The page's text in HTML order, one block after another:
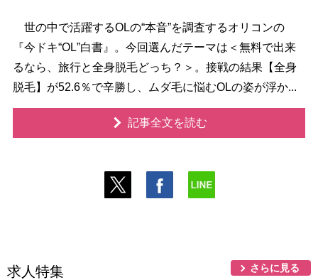
世の中で活躍するOLの“本音”を調査するオリコンの
『今ドキ“OL”白書』。今回選んだテーマは＜無料で出来
るなら、旅行と全身脱毛どっち？＞。接戦の結果【全身
脱毛】が52.6％で辛勝し、ムダ毛に悩むOLの姿が浮か...
記事全文を読む
求人特集 さらに見る